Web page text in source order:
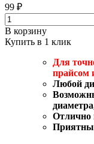
99 ₽
В корзину
Купить в 1 клик
Для
прайсом
Любой
Отлично